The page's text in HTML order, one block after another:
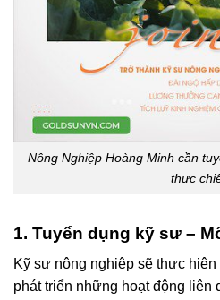
Nông Nghiệp Hoàng Minh cần
thực
1. Tuyển dụng kỹ sư –
Kỹ sư nông nghiệp sẽ thực
phát triển những hoạt động liên